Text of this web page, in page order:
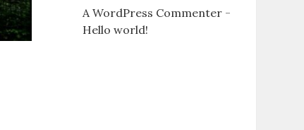
A WordPress Commenter-
Hello world!